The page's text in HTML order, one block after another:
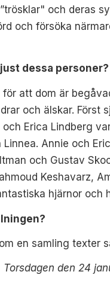
och deras
och försöka
dessa personer?
att dom är
och älskar. Först
Erica Lindberg
Annie och
och Gustav
Keshavarz,
hjärnor och
en samling texter
den 24